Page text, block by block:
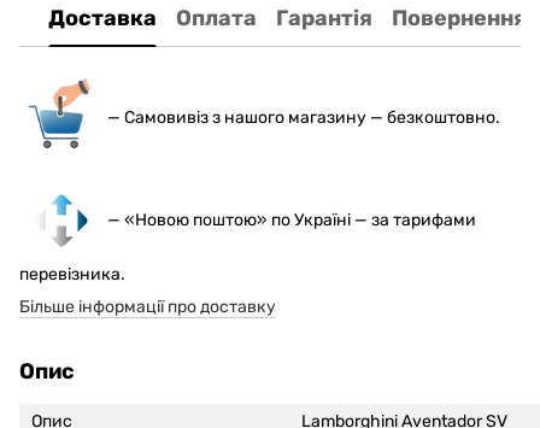
Доставка Оплата Гарантія Повернення
— Самовивіз з нашого магазину — безкоштовно.
— «Новою поштою» по Україні — за тарифами
перевізника.
Більше інформації про доставку
Опис
Опис
Lamborghini Aventador SV